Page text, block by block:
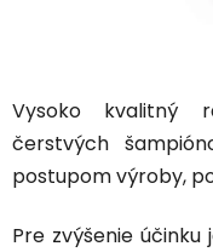
Vysoko kvalitný
čerstvých
postupom výroby,
Pre zvýšenie